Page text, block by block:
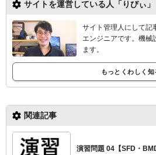
関連記事
演習問題 04【SFD・
サイトを運営している人「りびぃ」
サイト管理人にして記
エンジニアです。機械
ます。
もっとくわしく知